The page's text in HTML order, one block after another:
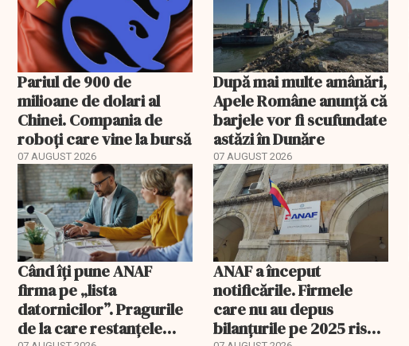
Pariul de 900 de
milioane de dolari al
Chinei. Compania de
roboți care vine la bursă
07 AUGUST 2026
După mai multe amânări,
Apele Române anunță că
barjele vor fi scufundate
astăzi în Dunăre
07 AUGUST 2026
Când îți pune ANAF
firma pe „lista
datornicilor”. Pragurile
de la care restanțele
ANAF a început
notificările. Firmele
care nu au depus
bilanțurile pe 2025 riscă